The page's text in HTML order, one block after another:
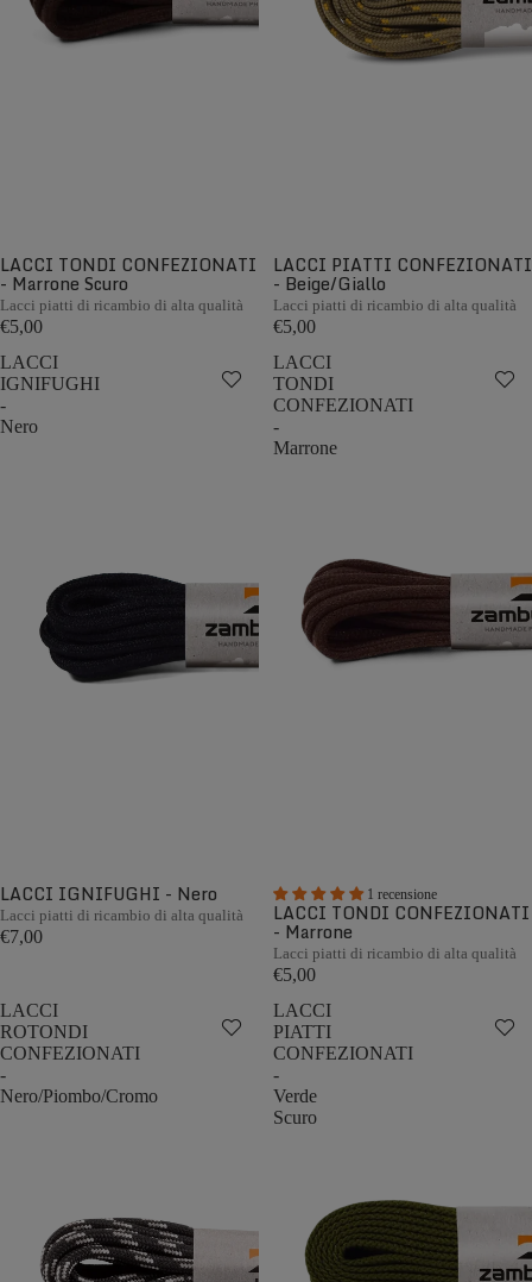
LACCI TONDI CONFEZIONATI
- Marrone Scuro
Lacci piatti di ricambio di alta qualità
€5,00
LACCI PIATTI CONFEZIONATI
- Beige/Giallo
Lacci piatti di ricambio di alta qualità
€5,00
LACCI
IGNIFUGHI
-
Nero
LACCI IGNIFUGHI - Nero
Lacci piatti di ricambio di alta qualità
€7,00
LACCI
TONDI
CONFEZIONATI
-
Marrone
1 recensione
LACCI TONDI CONFEZIONATI
- Marrone
Lacci piatti di ricambio di alta qualità
€5,00
LACCI
ROTONDI
CONFEZIONATI
-
Nero/Piombo/Cromo
LACCI
PIATTI
CONFEZIONATI
-
Verde
Scuro